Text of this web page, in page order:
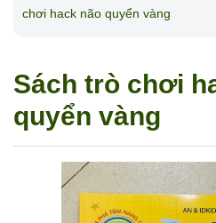
chơi hack não quyển vàng
Sách trò chơi
quyển vàng